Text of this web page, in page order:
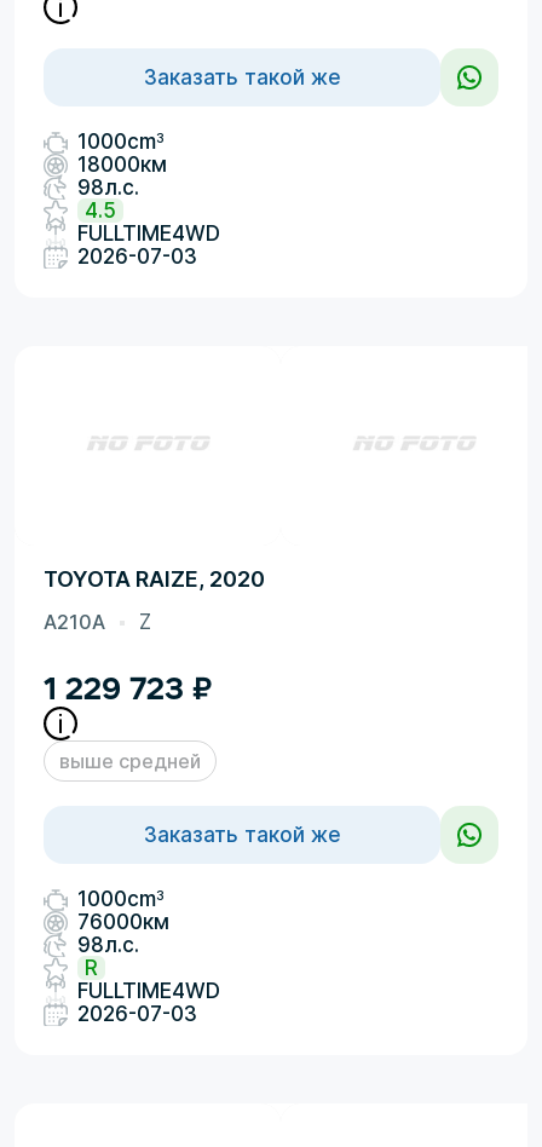
Заказать такой же
1000cm3
18000км
98л.с.
4.5
FULLTIME4WD
2026-07-03
TOYOTA RAIZE, 2020
A210A Z
1 229 723 ₽
выше средней
Заказать такой же
1000cm3
76000км
98л.с.
R
FULLTIME4WD
2026-07-03